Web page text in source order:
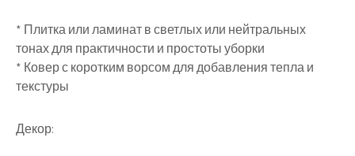
* Плитка или ламинат в светлых или нейтральных
тонах для практичности и простоты уборки
* Ковер с коротким ворсом для добавления тепла и
текстуры
Декор: